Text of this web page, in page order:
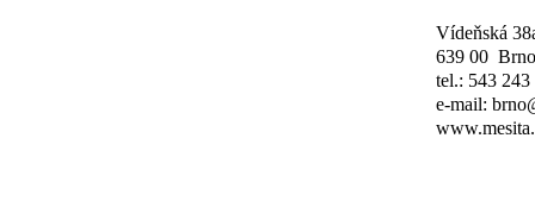
Vídeňská
639 00 Brno
tel.: 543 243
e-mail: